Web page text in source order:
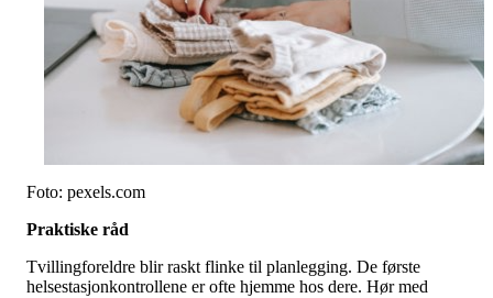
Foto: pexels.com
Praktiske råd
Tvillingforeldre blir raskt flinke til planlegging. De første
helsestasjonkontrollene er ofte hjemme hos dere. Hør med